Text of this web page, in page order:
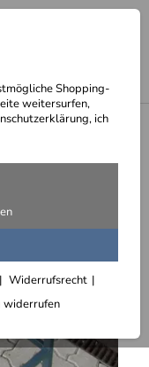
Shopping-
weitersurfen,
ich
Widerrufsrecht
widerrufen